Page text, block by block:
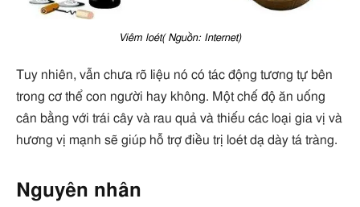
Viêm loét( Nguồn: Internet)
Tuy nhiên, vẫn chưa rõ liệu nó có tác động tương tự bên
trong cơ thể con người hay không. Một chế độ ăn uống
cân bằng với trái cây và rau quả và thiếu các loại gia vị và
hương vị mạnh sẽ giúp hỗ trợ điều trị loét dạ dày tá tràng.
Nguyên nhân